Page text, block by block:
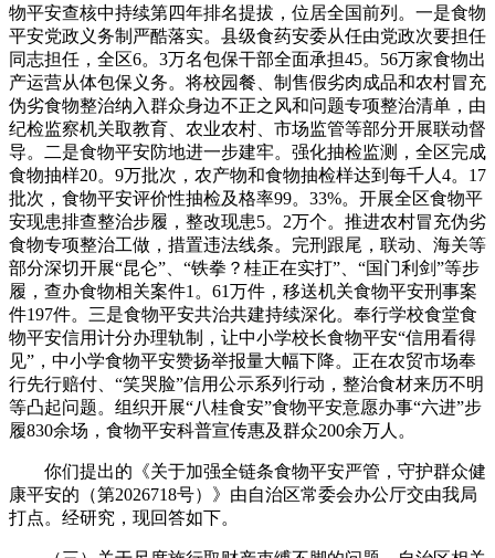
物平安查核中持续第四年排名提拔，位居全国前列。一是食物
平安党政义务制严酷落实。县级食药安委从任由党政次要担任
同志担任，全区6。3万名包保干部全面承担45。56万家食物出
产运营从体包保义务。将校园餐、制售假劣肉成品和农村冒充
伪劣食物整治纳入群众身边不正之风和问题专项整治清单，由
纪检监察机关取教育、农业农村、市场监管等部分开展联动督
导。二是食物平安防地进一步建牢。强化抽检监测，全区完成
食物抽样20。9万批次，农产物和食物抽检样达到每千人4。17
批次，食物平安评价性抽检及格率99。33%。开展全区食物平
安现患排查整治步履，整改现患5。2万个。推进农村冒充伪劣
食物专项整治工做，措置违法线条。完刑跟尾，联动、海关等
部分深切开展“昆仑”、“铁拳？桂正在实打”、“国门利剑”等步
履，查办食物相关案件1。61万件，移送机关食物平安刑事案
件197件。三是食物平安共治共建持续深化。奉行学校食堂食
物平安信用计分办理轨制，让中小学校长食物平安“信用看得
见”，中小学食物平安赞扬举报量大幅下降。正在农贸市场奉
行先行赔付、“笑哭脸”信用公示系列行动，整治食材来历不明
等凸起问题。组织开展“八桂食安”食物平安意愿办事“六进”步
履830余场，食物平安科普宣传惠及群众200余万人。
你们提出的《关于加强全链条食物平安严管，守护群众健
康平安的（第2026718号）》由自治区常委会办公厅交由我局
打点。经研究，现回答如下。